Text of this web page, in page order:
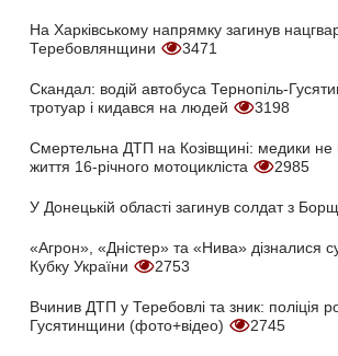
На Харківському напрямку загинув
Теребовлянщини
3471
Скандал: водій автобуса Тернопіль-
тротуар і кидався на людей
3198
Смертельна ДТП на Козівщині: медики не
життя 16-річного мотоцикліста
2985
У Донецькій області загинув солдат з
«Агрон», «Дністер» та «Нива» дізналися
Кубку України
2753
Вчинив ДТП у Теребовлі та зник: поліція
Гусятинщини (фото+відео)
2745